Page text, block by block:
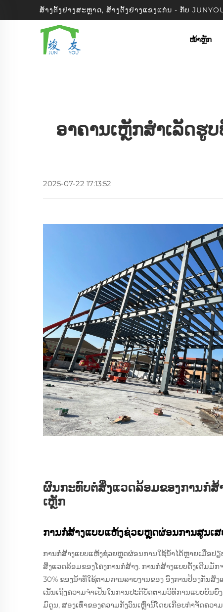
ສ້າງຕັ້ງຢ່າງສະຫຼາດ, ສ້າງຕັ້ງຢ່າງແຂງແກ່ນ - ກັບ JUNYOU
ໜ້າຫຼັກ
ອາຄານເຫຼັກສຳເລັດຮູ
2025-07-22 17:13:52
ຜົນກະທົບຕໍ່ສິ່ງແວດລ້ອມຂອງການກໍ່ສ້
ເຫຼັກ
ການກໍ່ສ້າງແບບແຫ້ງຊ່ວຍຫຼຸດຜ່ອນການສູນເສ
ການກໍ່ສ້າງແບບແຫ້ງຊ່ວຍຫຼຸດຜ່ອນການໃຊ້ນ້ຳໄດ້ຫຼາຍເມື່ອປ
ສິ່ງແວດລ້ອມຂອງໂຄງການກໍ່ສ້າງ. ການກໍ່ສ້າງແບບດັ້ງເດີມມັ
30% ຂອງນ້ຳທີ່ໃຊ້ຕາມການລາຍງານຂອງ ອົງການປ້ອງກັນ
ເນັ້ນເຖິງຄວາມຈຳເປັນໃນການປະຕິບັດຕາມວິທີການແບບຍືນ
ມົດູນ, ສອງເທົ່າຂອງຄວາມກັງວົນເຫຼົ່ານີ້ໂດຍເກືອບກຳຈັດຄວ